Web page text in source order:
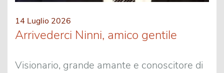
14 Luglio 2026
Arrivederci Ninni, amico gentile
Visionario, grande amante e conoscitore di